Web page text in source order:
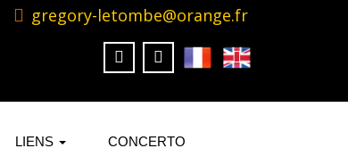
gregory-letombe@orange.fr
LIENS CONCERTO